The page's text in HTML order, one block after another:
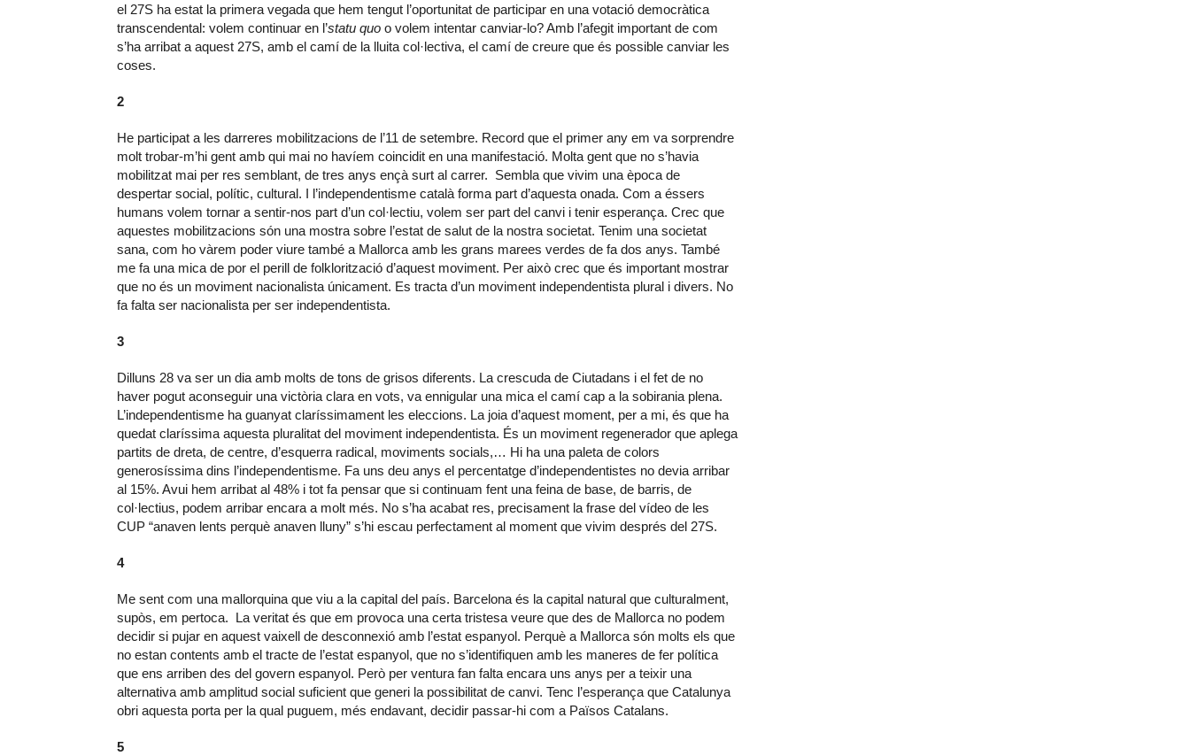
el 27S ha estat la primera vegada que hem tengut l’oportunitat de participar en una votació democràtica
transcendental: volem continuar en l’statu quo o volem intentar canviar-lo? Amb l’afegit important de com
s’ha arribat a aquest 27S, amb el camí de la lluita col·lectiva, el camí de creure que és possible canviar les
coses.
2
He participat a les darreres mobilitzacions de l’11 de setembre. Record que el primer any em va sorprendre
molt trobar-m’hi gent amb qui mai no havíem coincidit en una manifestació. Molta gent que no s’havia
mobilitzat mai per res semblant, de tres anys ençà surt al carrer. Sembla que vivim una època de
despertar social, polític, cultural. I l’independentisme català forma part d’aquesta onada. Com a éssers
humans volem tornar a sentir-nos part d’un col·lectiu, volem ser part del canvi i tenir esperança. Crec que
aquestes mobilitzacions són una mostra sobre l’estat de salut de la nostra societat. Tenim una societat
sana, com ho vàrem poder viure també a Mallorca amb les grans marees verdes de fa dos anys. També
me fa una mica de por el perill de folklorització d’aquest moviment. Per això crec que és important mostrar
que no és un moviment nacionalista únicament. Es tracta d’un moviment independentista plural i divers. No
fa falta ser nacionalista per ser independentista.
3
Dilluns 28 va ser un dia amb molts de tons de grisos diferents. La crescuda de Ciutadans i el fet de no
haver pogut aconseguir una victòria clara en vots, va ennigular una mica el camí cap a la sobirania plena.
L’independentisme ha guanyat claríssimament les eleccions. La joia d’aquest moment, per a mi, és que ha
quedat claríssima aquesta pluralitat del moviment independentista. És un moviment regenerador que aplega
partits de dreta, de centre, d’esquerra radical, moviments socials,… Hi ha una paleta de colors
generosíssima dins l’independentisme. Fa uns deu anys el percentatge d’independentistes no devia arribar
al 15%. Avui hem arribat al 48% i tot fa pensar que si continuam fent una feina de base, de barris, de
col·lectius, podem arribar encara a molt més. No s’ha acabat res, precisament la frase del vídeo de les
CUP “anaven lents perquè anaven lluny” s’hi escau perfectament al moment que vivim després del 27S.
4
Me sent com una mallorquina que viu a la capital del país. Barcelona és la capital natural que culturalment,
supòs, em pertoca. La veritat és que em provoca una certa tristesa veure que des de Mallorca no podem
decidir si pujar en aquest vaixell de desconnexió amb l’estat espanyol. Perquè a Mallorca són molts els que
no estan contents amb el tracte de l’estat espanyol, que no s’identifiquen amb les maneres de fer política
que ens arriben des del govern espanyol. Però per ventura fan falta encara uns anys per a teixir una
alternativa amb amplitud social suficient que generi la possibilitat de canvi. Tenc l’esperança que Catalunya
obri aquesta porta per la qual puguem, més endavant, decidir passar-hi com a Països Catalans.
5